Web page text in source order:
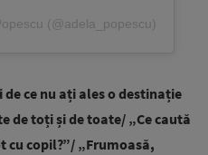
(@adela_popescu)
ce nu ați ales o destinație
de toți și de toate/ „Ce caută
cu copil?”/ „Frumoasă,